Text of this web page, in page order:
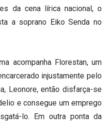
da cena lírica nacional, o
a soprano Eiko Senda no
acompanha Florestan, um
injustamente pelo
Leonore, então disfarça-se
e consegue um emprego
lo. Em outra ponta da